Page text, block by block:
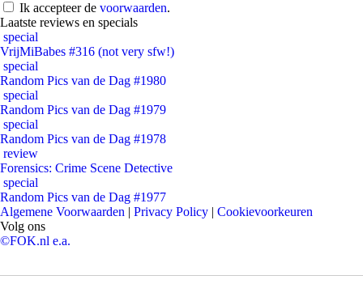
Ik accepteer de voorwaarden.
Laatste reviews en specials
special
VrijMiBabes #316 (not very sfw!)
special
Random Pics van de Dag #1980
special
Random Pics van de Dag #1979
special
Random Pics van de Dag #1978
review
Forensics: Crime Scene Detective
special
Random Pics van de Dag #1977
Algemene Voorwaarden | Privacy Policy | Cookievoorkeuren
Volg ons
©FOK.nl e.a.